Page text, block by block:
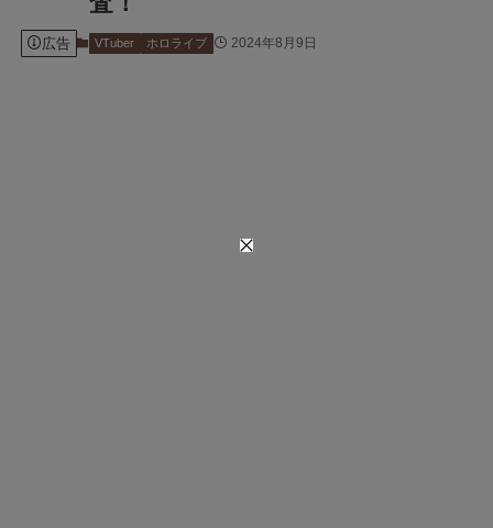
広告 VTuber ホロライブ 2024年8月9日